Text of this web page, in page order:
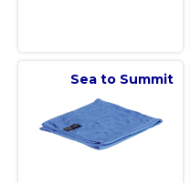
Sea to Summit